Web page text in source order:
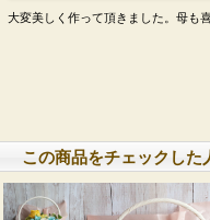
大変美しく作って頂きました。母も
この商品をチェックした